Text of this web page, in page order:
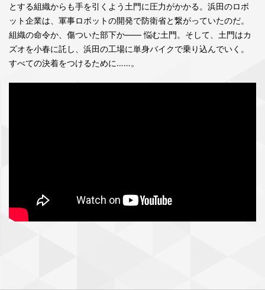
とする組織からも手を引くよう土門に圧力がかかる。浜田のロボ
ット企業は、軍事ロボットの開発で防衛省と繋がっていたのだ。
組織の命令か、傷ついた部下か—— 悩む土門。そして、土門はカ
ズオを小春に託し、浜田の工場に単身バイクで乗り込んでいく。
すべての決着をつけるために……。